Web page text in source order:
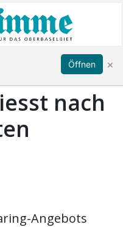
Anmelden
nach
Angebots
Öffnen ×